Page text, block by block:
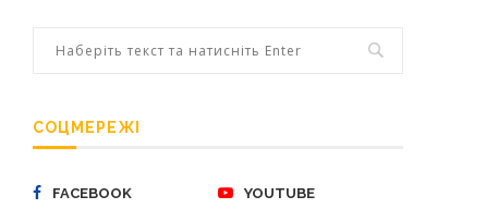
СОЦМЕРЕЖІ
FACEBOOK YOUTUBE